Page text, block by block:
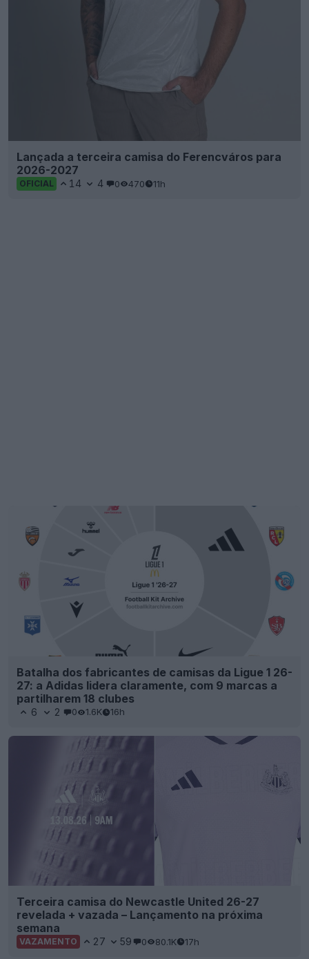
Lançada a terceira camisa do Ferencváros para
2026-2027
OFICIAL 14 4 0 470 11h
Batalha dos fabricantes de camisas da Ligue 1 26-
27: a Adidas lidera claramente, com 9 marcas a
partilharem 18 clubes
6 2 0 1.6K 16h
Terceira camisa do Newcastle United 26-27
revelada + vazada – Lançamento na próxima
semana
VAZAMENTO 27 59 0 80.1K 17h